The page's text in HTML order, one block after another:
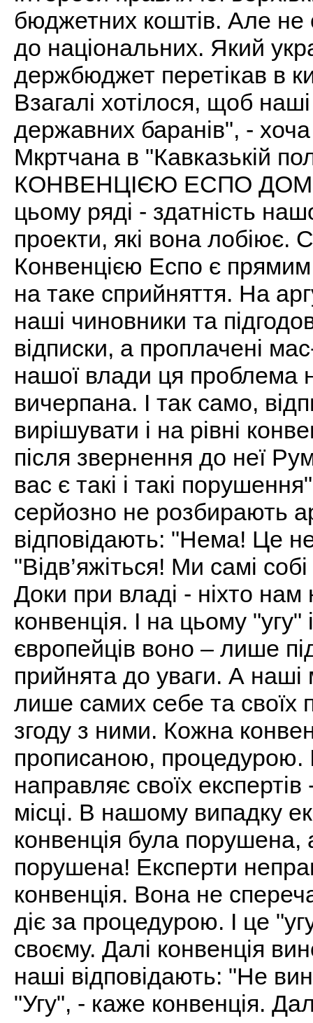
бюджетних коштів. Але не
до національних. Який
держбюджет перетікав в
Взагалі хотілося, щоб
державних баранів", - хоча
Мкртчана в "Кавказькій
КОНВЕНЦІЄЮ ЕСПО
цьому ряді - здатність
проекти, які вона лобіює.
Конвенцією Еспо є прямим
на таке сприйняття. На
наші чиновники та
відписки, а проплачені
нашої влади ця проблема
вичерпана. І так само,
вирішувати і на рівні
після звернення до неї
вас є такі і такі
серйозно не розбирають
відповідають: "Нема! Це
"Відв’яжіться! Ми самі
Доки при владі - ніхто
конвенція. І на цьому
європейців воно – лише
прийнята до уваги. А наші
лише самих себе та своїх
згоду з ними. Кожна
прописаною, процедурою.
направляє своїх
місці. В нашому випадку
конвенція була порушена,
порушена! Експерти
конвенція. Вона не
діє за процедурою. І це
своєму. Далі конвенція
наші відповідають: "Не
"Угу", - каже конвенція.